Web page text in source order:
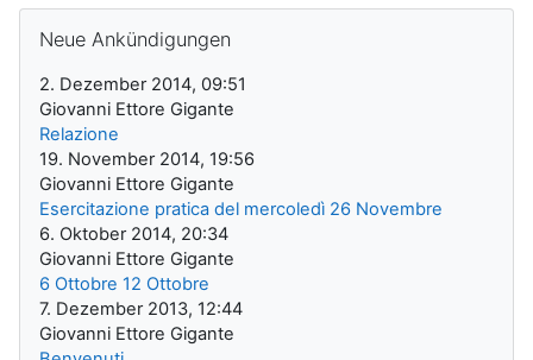
Neue Ankündigungen
2. Dezember 2014, 09:51
Giovanni Ettore Gigante
Relazione
19. November 2014, 19:56
Giovanni Ettore Gigante
Esercitazione pratica del mercoledì 26 Novembre
6. Oktober 2014, 20:34
Giovanni Ettore Gigante
6 Ottobre 12 Ottobre
7. Dezember 2013, 12:44
Giovanni Ettore Gigante